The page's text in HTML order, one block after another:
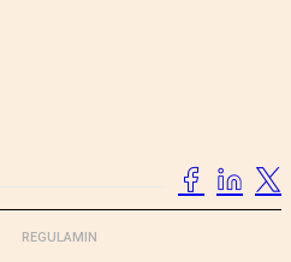
REGULAMIN